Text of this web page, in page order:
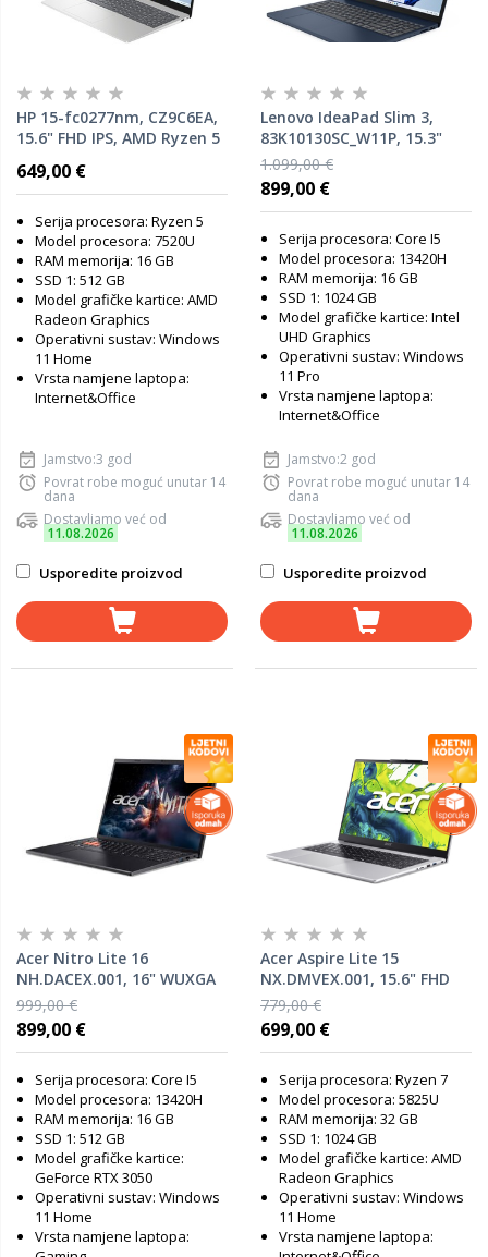
HP 15-fc0277nm, CZ9C6EA,
15.6" FHD IPS, AMD Ryzen 5
SSD, AMD Radeon Graphics,
Windows 11 Home, laptop
649,00 €
Serija procesora: Ryzen 5
Model procesora: 7520U
RAM memorija: 16 GB
SSD 1: 512 GB
Model grafičke kartice: AMD
Radeon Graphics
Operativni sustav: Windows
11 Home
Vrsta namjene laptopa:
Internet&Office
Jamstvo:3 god
Povrat robe moguć unutar 14
dana
Dostavljamo već od
11.08.2026
Usporedite proizvod
Lenovo IdeaPad Slim 3,
83K10130SC_W11P, 15.3"
WUXGA IPS, Intel Core i5-
13420H, 16GB RAM, 1TB
SSD, Intel UHD Graphics,
1.099,00 €
899,00 €
Serija procesora: Core I5
Model procesora: 13420H
RAM memorija: 16 GB
SSD 1: 1024 GB
Model grafičke kartice: Intel
UHD Graphics
Operativni sustav: Windows
11 Pro
Vrsta namjene laptopa:
Internet&Office
Jamstvo:2 god
Povrat robe moguć unutar 14
dana
Dostavljamo već od
11.08.2026
Usporedite proizvod
Acer Nitro Lite 16
NH.DACEX.001, 16" WUXGA
IPS 165Hz, Intel Core i5-
13420H, 16GB RAM, 512GB
SSD, nVidia GeForce RTX
laptop
999,00 €
899,00 €
Serija procesora: Core I5
Model procesora: 13420H
RAM memorija: 16 GB
SSD 1: 512 GB
Model grafičke kartice:
GeForce RTX 3050
Operativni sustav: Windows
11 Home
Vrsta namjene laptopa:
Acer Aspire Lite 15
NX.DMVEX.001, 15.6" FHD
IPS, AMD Ryzen 7 5825U,
32GB RAM, 1TB SSD, AMD
Radeon Graphics, Windows
779,00 €
699,00 €
Serija procesora: Ryzen 7
Model procesora: 5825U
RAM memorija: 32 GB
SSD 1: 1024 GB
Model grafičke kartice: AMD
Radeon Graphics
Operativni sustav: Windows
11 Home
Vrsta namjene laptopa: